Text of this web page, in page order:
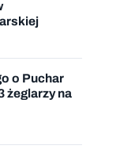
o Puchar
żeglarzy na